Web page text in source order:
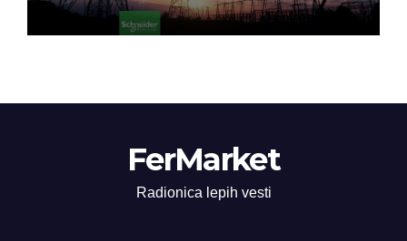
FerMarket
Radionica lepih vesti